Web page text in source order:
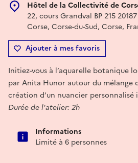
Hôtel de la Collectivité de
22, cours Grandval BP 215
Corse, Corse-du-Sud, Corse,
Ajouter à mes favoris
Initiez-vous à l’aquarelle botanique
par Anita Hunor autour du mélange
création d’un nuancier personnalisé
Durée de l'atelier: 2h
Informations
Limité à 6 personnes